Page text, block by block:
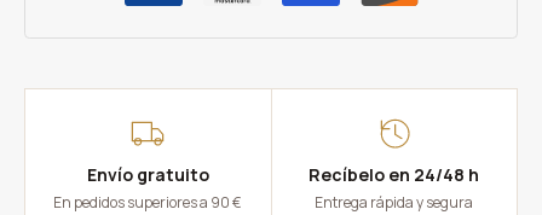
Envío gratuito
En pedidos superiores a 90 €
Recíbelo en 24/48 h
Entrega rápida y segura